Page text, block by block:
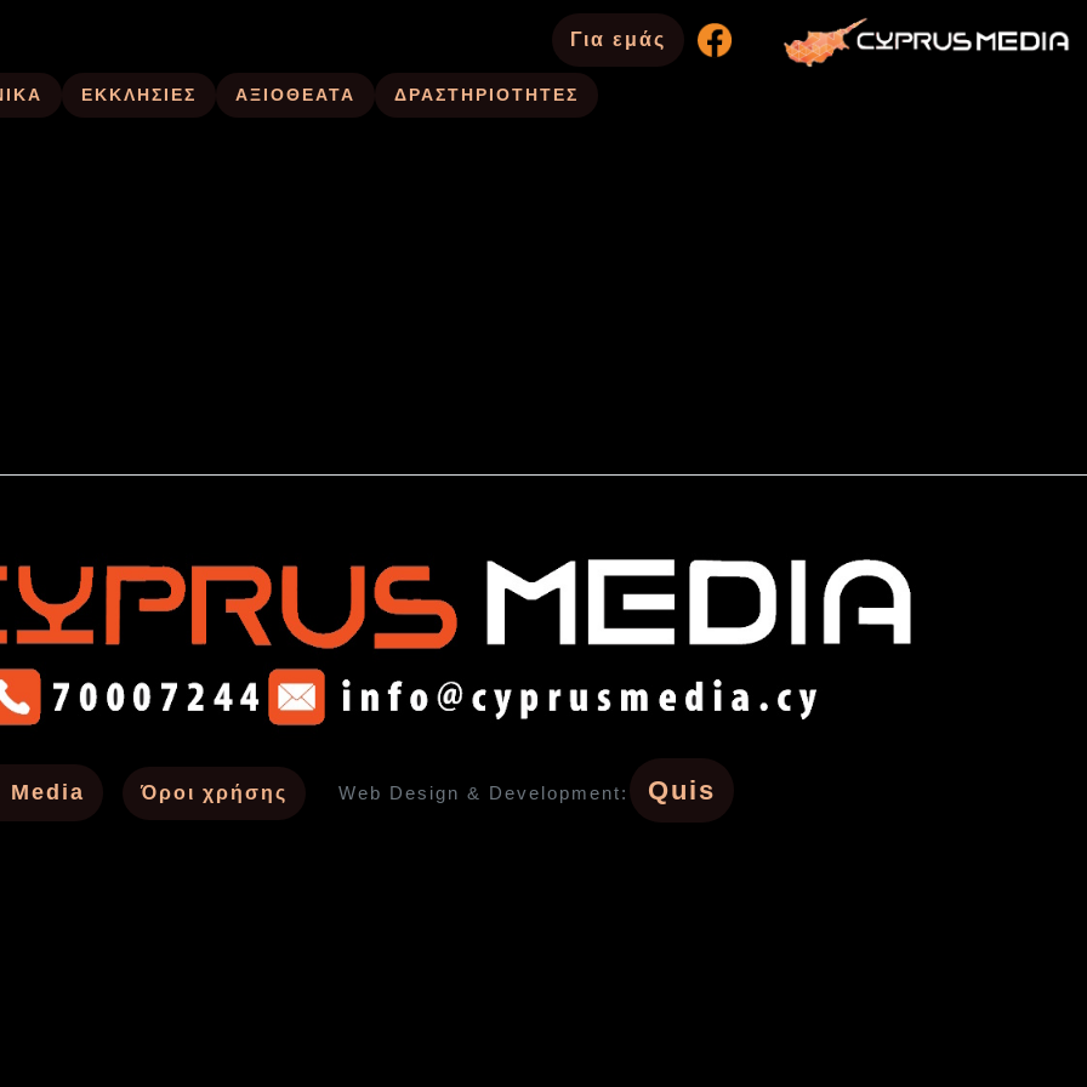
Για εμάς
ΕΚΚΛΗΣΙΕΣ ΑΞΙΟΘΕΑΤΑ ΔΡΑΣΤΗΡΙΟΤΗΤΕΣ
Media Όροι χρήσης Web Design & Development: Quis